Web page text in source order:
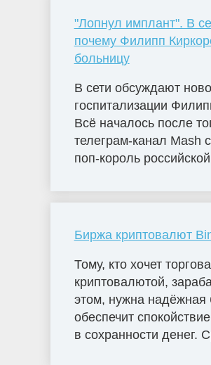
"Лопнул имплант". В
почему Филипп
больницу
В сети обсуждают
госпитализации
Всё началось после
телеграм-канал Mash
поп-король
Биржа криптовалют
Тому, кто хочет
криптовалютой,
этом, нужна надёжная
обеспечит
в сохранности денег.